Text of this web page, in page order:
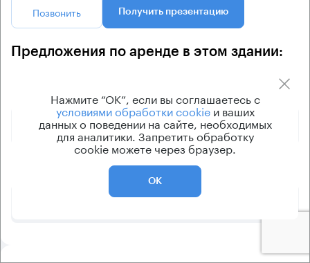
Позвонить Получить презентацию
Предложения по аренде в этом здании:
Этаж
260 м² 700 010 ₽
809 200 ₽
780 000 ₽
Нажмите “ОК”, если вы соглашаетесь с
условиями обработки cookieи ваших
данных о поведении на сайте, необходимых
для аналитики. Запретить обработку
cookie можете через браузер.
ОК